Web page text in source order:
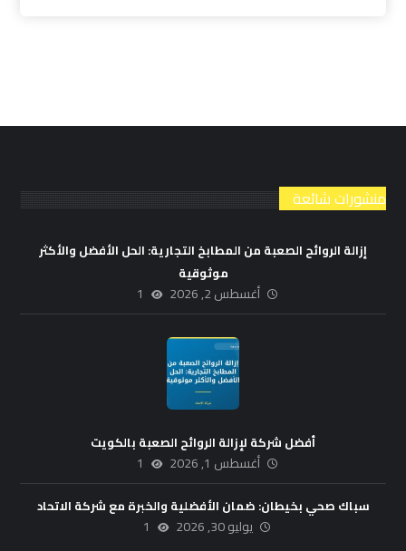
منشورات شائعة
إزالة الروائح الصعبة من المطابخ التجارية: الحل الأفضل والأكثر
موثوقية
أغسطس 2, 2026 1
أفضل شركة لإزالة الروائح الصعبة بالكويت
أغسطس 1, 2026 1
سباك صحي بخيطان: ضمان الأفضلية والخبرة مع شركة الاتحاد
يوليو 30, 2026 1